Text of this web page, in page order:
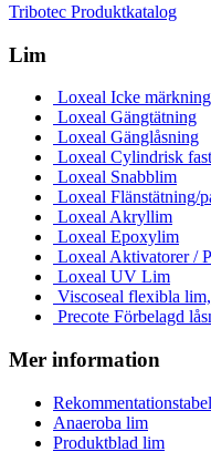
Tribotec Produktkatalog
Lim
Loxeal Icke
Loxeal Gängtätning
Loxeal Gänglåsning
Loxeal Cylindrisk
Loxeal Snabblim
Loxeal Flänstätning/
Loxeal Akryllim
Loxeal Epoxylim
Loxeal Aktivatorer /
Loxeal UV Lim
Viscoseal flexibla
Precote Förbelagd
Mer information
Anaeroba lim
Produktblad lim